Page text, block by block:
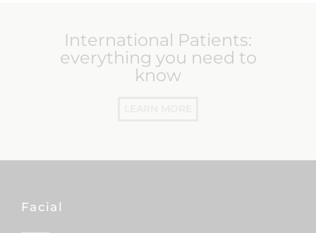
International Patients:
everything you need to
know
Facial